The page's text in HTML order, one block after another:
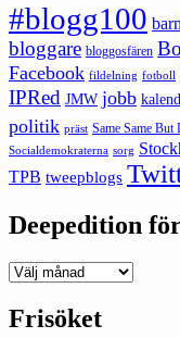
#blogg100
bloggare bloggosfären
Facebook fildelning fotboll
IPRed JMW jobb
politik präst Same Same But
Socialdemokraterna sorg
TPB tweepblogs
Deepedition
Deepedition
Frisöket